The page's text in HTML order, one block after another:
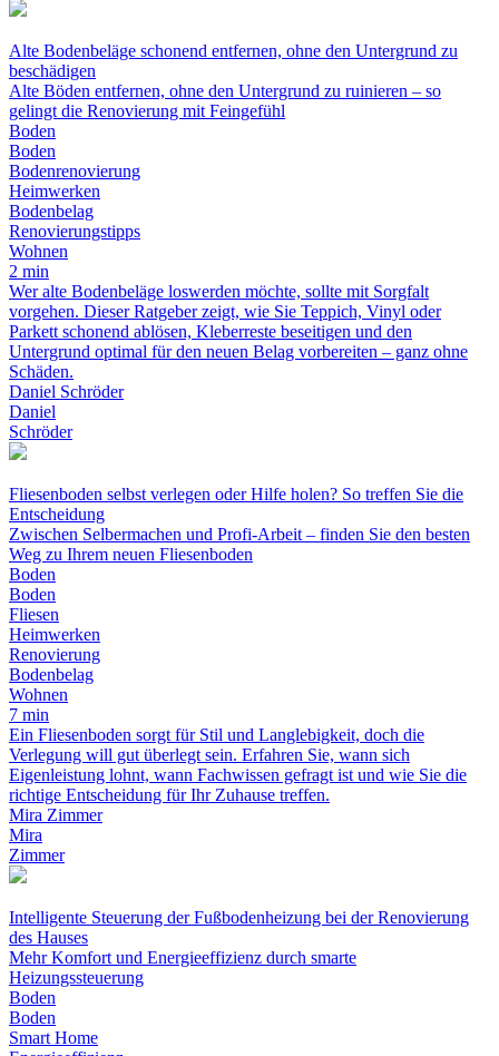
Alte Bodenbeläge schonend entfernen, ohne den Untergrund zu
beschädigen
Alte Böden entfernen, ohne den Untergrund zu ruinieren – so
gelingt die Renovierung mit Feingefühl
Boden
Boden
Bodenrenovierung
Heimwerken
Bodenbelag
Renovierungstipps
Wohnen
2 min
Wer alte Bodenbeläge loswerden möchte, sollte mit Sorgfalt
vorgehen. Dieser Ratgeber zeigt, wie Sie Teppich, Vinyl oder
Parkett schonend ablösen, Kleberreste beseitigen und den
Untergrund optimal für den neuen Belag vorbereiten – ganz ohne
Schäden.
Daniel Schröder
Daniel
Schröder
Fliesenboden selbst verlegen oder Hilfe holen? So treffen Sie die
Entscheidung
Zwischen Selbermachen und Profi-Arbeit – finden Sie den besten
Weg zu Ihrem neuen Fliesenboden
Boden
Boden
Fliesen
Heimwerken
Renovierung
Bodenbelag
Wohnen
7 min
Ein Fliesenboden sorgt für Stil und Langlebigkeit, doch die
Verlegung will gut überlegt sein. Erfahren Sie, wann sich
Eigenleistung lohnt, wann Fachwissen gefragt ist und wie Sie die
richtige Entscheidung für Ihr Zuhause treffen.
Mira Zimmer
Mira
Zimmer
Intelligente Steuerung der Fußbodenheizung bei der Renovierung
des Hauses
Mehr Komfort und Energieeffizienz durch smarte
Heizungssteuerung
Boden
Boden
Smart Home